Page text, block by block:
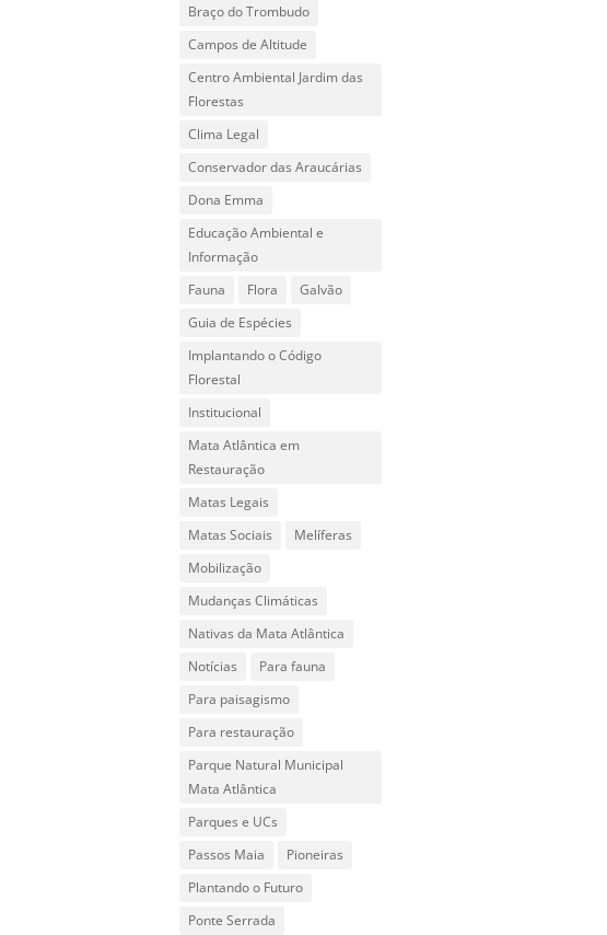
Braço do Trombudo
Campos de Altitude
Centro Ambiental Jardim das
Florestas
Clima Legal
Conservador das Araucárias
Dona Emma
Educação Ambiental e
Informação
Fauna
Flora
Galvão
Guia de Espécies
Implantando o Código
Florestal
Institucional
Mata Atlântica em
Restauração
Matas Legais
Matas Sociais
Melíferas
Mobilização
Mudanças Climáticas
Nativas da Mata Atlântica
Notícias
Para fauna
Para paisagismo
Para restauração
Parque Natural Municipal
Mata Atlântica
Parques e UCs
Passos Maia
Pioneiras
Plantando o Futuro
Ponte Serrada